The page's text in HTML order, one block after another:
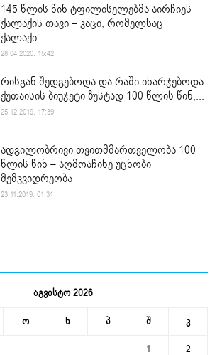
145 წლის წინ ტფილისელებმა აირჩიეს
ქალაქის თავი – კაცი, რომელსაც
ქალაქი...
28.04.2020. 15:42
რისგან შედგებოდა და რაში იხარჯებოდა
ქუთაისის ბიუჯეტი ზუსტად 100 წლის წინ,...
25.12.2019. 17:39
ადგილობრივი თვითმმართველობა 100
წლის წინ – აღმოაჩინე უცნობი
მემკვიდრეობა
23.11.2019. 01:31
აგვისტო 2026
ო ხ პ შ კ
1
2